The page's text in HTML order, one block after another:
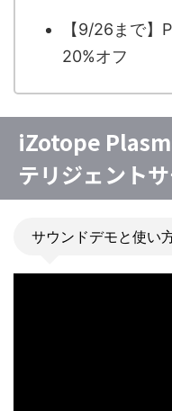
【9/26まで】
20%オフ
iZotope
テリジェント
サウンドデモと使い